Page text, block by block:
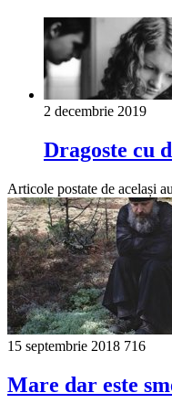
2 decembrie 2019
Dragoste cu
Articole postate de același
15 septembrie 2018 716
Mare dar este